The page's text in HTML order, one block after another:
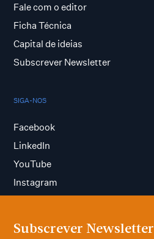
Subscrever Newsletter
Fale com o editor
Ficha Técnica
Capital de ideias
Subscrever Newsletter
SIGA-NOS
Facebook
LinkedIn
YouTube
Instagram
Termos e condições